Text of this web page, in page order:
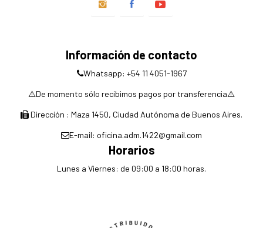
Información de contacto
Whatsapp: +54 11 4051-1967
⚠️De momento sólo recibimos pagos por transferencia⚠️
Dirección : Maza 1450, Ciudad Autónoma de Buenos Aires.
E-mail: oficina.adm.1422@gmail.com
Horarios
Lunes a Viernes: de 09:00 a 18:00 horas.